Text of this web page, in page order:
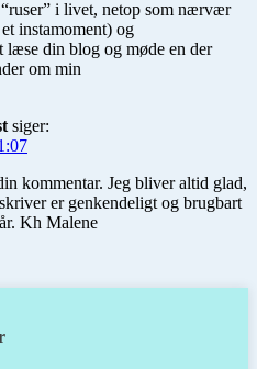
i livet, netop som nærvær
instamoment) og
din blog og møde en der
om min
siger:
kommentar. Jeg bliver altid glad,
er genkendeligt og brugbart
Kh Malene